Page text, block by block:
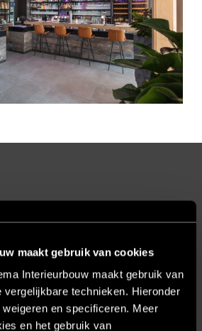
maakt gebruik van cookies
Interieurbouw maakt gebruik van
vergelijkbare technieken. Hieronder
en specificeren. Meer
en het gebruik van